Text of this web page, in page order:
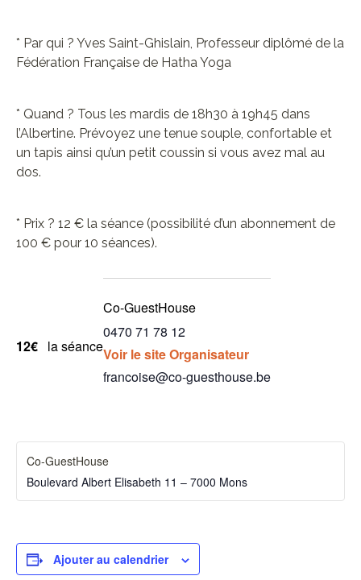
* Par qui ? Yves Saint-Ghislain, Professeur diplômé de la
Fédération Française de Hatha Yoga
* Quand ? Tous les mardis de 18h30 à 19h45 dans
l’Albertine. Prévoyez une tenue souple, confortable et
un tapis ainsi qu’un petit coussin si vous avez mal au
dos.
* Prix ? 12 € la séance (possibilité d’un abonnement de
100 € pour 10 séances).
12€ la séance
Co-GuestHouse
0470 71 78 12
Voir le site Organisateur
francoise@co-guesthouse.be
Co-GuestHouse
Boulevard Albert Elisabeth 11 – 7000 Mons
Ajouter au calendrier